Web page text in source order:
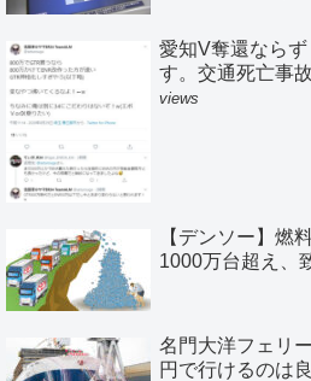
愛知V奪還なら
す。交通死亡事
views
【デンソー】燃
1000万台超え、
名門大洋フェリ
円で行けるのは